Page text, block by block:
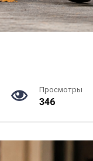
Просмотры
346